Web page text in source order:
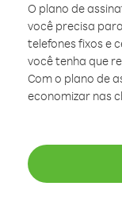
O plano de
você precisa
telefones fixos e
você tenha que
Com o plano de
economizar nas